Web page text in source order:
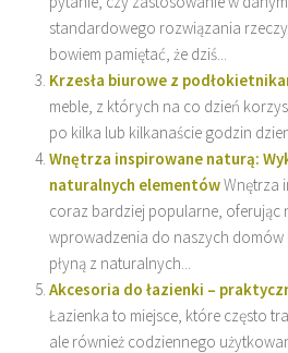
standardowego rozwiązania
bowiem pamiętać, że dziś...
Krzesła biurowe z
meble, z których na co dzień
po kilka lub kilkanaście godzin
Wnętrza inspirowane naturą:
naturalnych elementówWnętrza
coraz bardziej popularne, oferując
wprowadzenia do naszych
płyną z naturalnych...
Akcesoria do łazienki –
Łazienka to miejsce, które często
ale również codziennego